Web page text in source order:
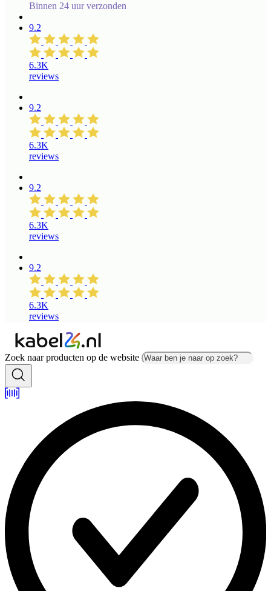
Binnen 24 uur verzonden
9.2
6.3K
reviews
9.2
6.3K
reviews
9.2
6.3K
reviews
9.2
6.3K
reviews
Zoek naar producten op de website